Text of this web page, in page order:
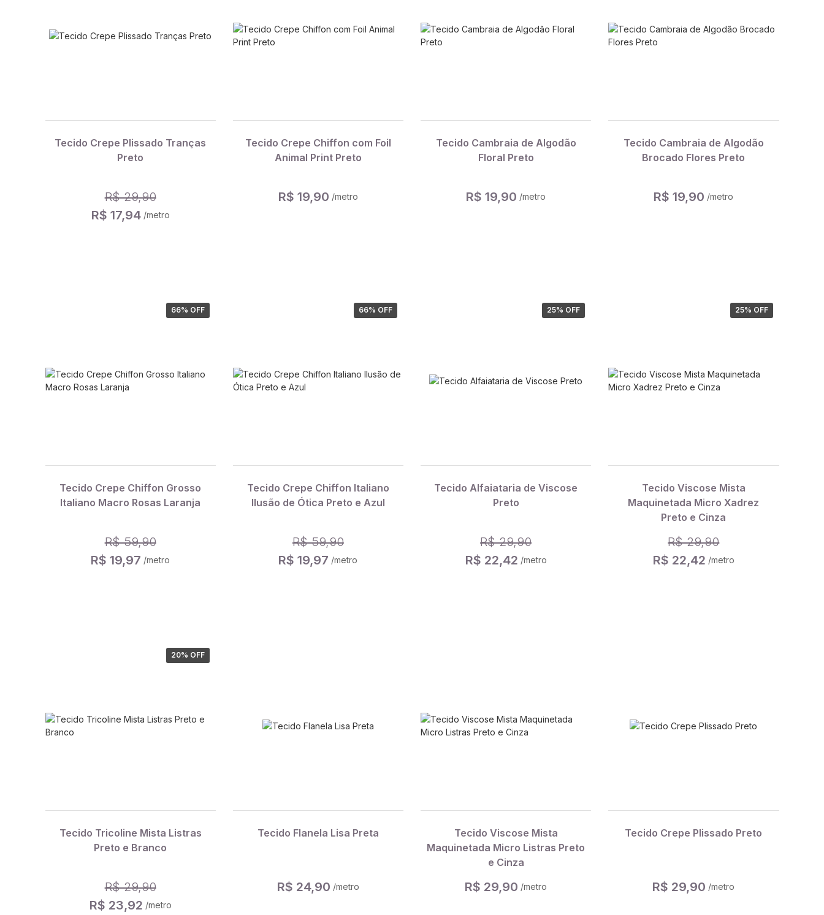
Tecido Crepe Plissado Tranças
Preto
R$ 29,90
R$ 17,94/metro
Tecido Crepe Chiffon com Foil
Animal Print Preto
R$ 19,90 /metro
Tecido Cambraia de Algodão
Floral Preto
R$ 19,90 /metro
Tecido Cambraia de Algodão
Brocado Flores Preto
R$ 19,90 /metro
66% OFF
Tecido Crepe Chiffon Grosso
Italiano Macro Rosas Laranja
R$ 59,90
R$ 19,97 /metro
66% OFF
Tecido Crepe Chiffon Italiano
Ilusão de Ótica Preto e Azul
R$ 59,90
R$ 19,97 /metro
25% OFF
Tecido Alfaiataria de Viscose
Preto
R$ 29,90
R$ 22,42 /metro
25% OFF
Tecido Viscose Mista
Maquinetada Micro Xadrez
Preto e Cinza
R$ 29,90
R$ 22,42 /metro
20% OFF
Tecido Tricoline Mista Listras
Preto e Branco
R$ 29,90
R$ 23,92 /metro
Tecido Flanela Lisa Preta
R$ 24,90 /metro
Tecido Viscose Mista
Maquinetada Micro Listras Preto
e Cinza
R$ 29,90 /metro
Tecido Crepe Plissado Preto
R$ 29,90 /metro